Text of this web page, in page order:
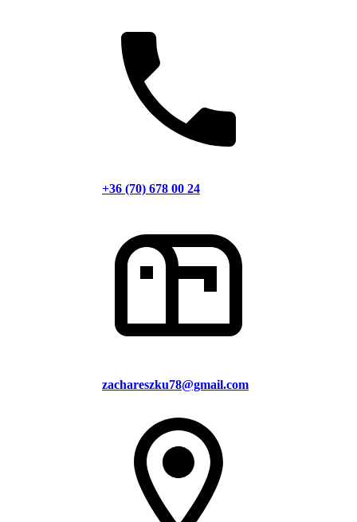
+36 (70) 678 00 24
zachareszku78@gmail.com